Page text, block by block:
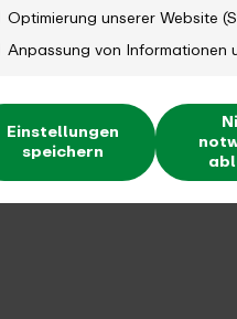
Optimierung unserer Website
Anpassung von Informationen
Einstellungen
speichern